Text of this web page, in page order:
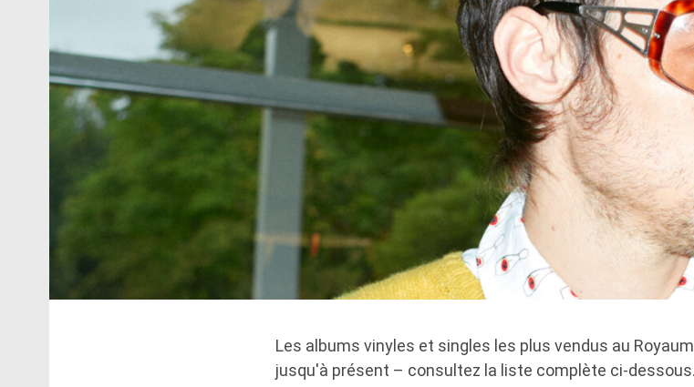
Les albums vinyles et singles les plus vendus au
jusqu'à présent – ​​consultez la liste complète ci-dessous.